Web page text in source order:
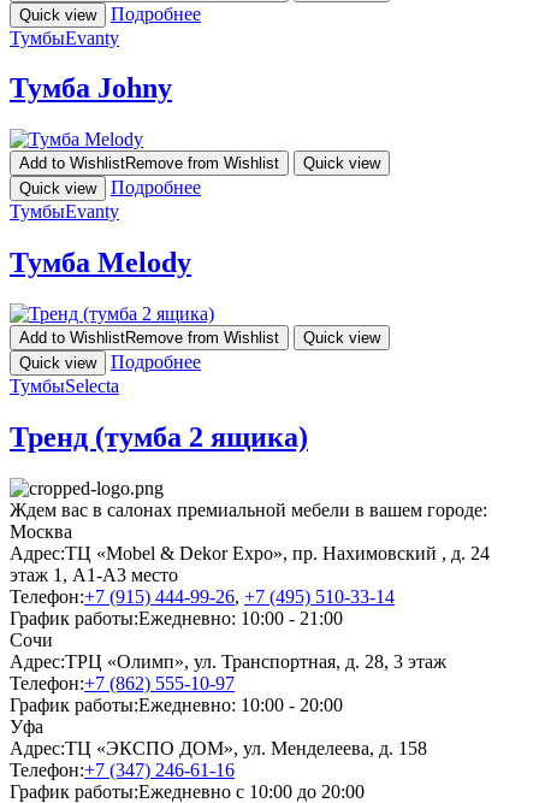
Quick view
Подробнее
ТумбыEvanty
Тумба Johny
Add to WishlistRemove from Wishlist
Quick view
Quick view
Подробнее
ТумбыEvanty
Тумба Melody
Add to WishlistRemove from Wishlist
Quick view
Quick view
Подробнее
ТумбыSelecta
Тренд (тумба 2 ящика)
Ждем вас в салонах премиальной мебели в вашем городе:
Москва
Адрес:ТЦ «Mobel & Dekor Expo», пр. Нахимовский , д. 24
этаж 1, А1-А3 место
Телефон:+7 (915) 444-99-26, +7 (495) 510-33-14
График работы:Ежедневно: 10:00 - 21:00
Сочи
Адрес:ТРЦ «Олимп», ул. Транспортная, д. 28, 3 этаж
Телефон:+7 (862) 555-10-97
График работы:Ежедневно: 10:00 - 20:00
Уфа
Адрес:ТЦ «ЭКСПО ДОМ», ул. Менделеева, д. 158
Телефон:+7 (347) 246-61-16
График работы:Ежедневно с 10:00 до 20:00